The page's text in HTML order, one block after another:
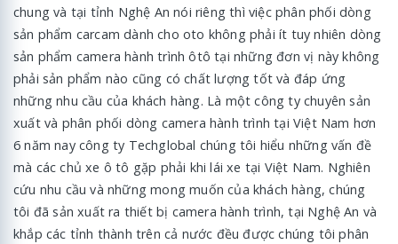
chung và tại tỉnh Nghệ An nói riêng thì việc phân phối dòng
sản phẩm carcam dành cho oto không phải ít tuy nhiên dòng
sản phẩm camera hành trình ôtô tại những đơn vị này không
phải sản phẩm nào cũng có chất lượng tốt và đáp ứng
những nhu cầu của khách hàng. Là một công ty chuyên sản
xuất và phân phối dòng camera hành trình tại Việt Nam hơn
6 năm nay công ty Techglobal chúng tôi hiểu những vấn đề
mà các chủ xe ô tô gặp phải khi lái xe tại Việt Nam. Nghiên
cứu nhu cầu và những mong muốn của khách hàng, chúng
tôi đã sản xuất ra thiết bị camera hành trình, tại Nghệ An và
khắp các tỉnh thành trên cả nước đều được chúng tôi phân